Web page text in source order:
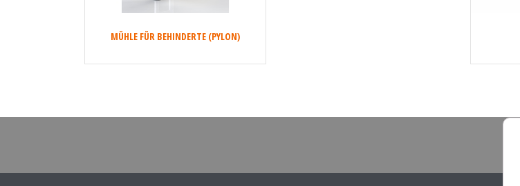
MÜHLE FÜR BEHINDERTE (PYLON)